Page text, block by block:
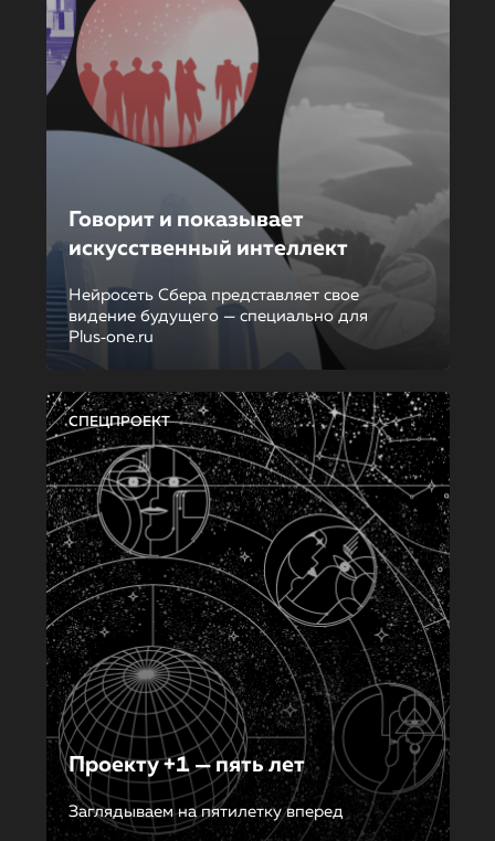
Говорит и показывает
искусственный интеллект
Нейросеть Сбера представляет свое
видение будущего — специально для
Plus‑one.ru
СПЕЦПРОЕКТ
Проекту +1 — пять лет
Заглядываем на пятилетку вперед